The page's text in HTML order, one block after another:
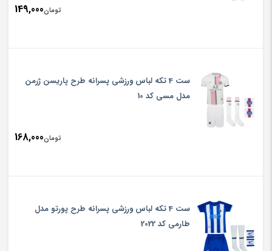
تومان149,000
ست 4 تکه لباس ورزشی پسرانه طرح پاریسن ژرمن
مدل مسی کد 10
تومان168,000
ست 4 تکه لباس ورزشی پسرانه طرح پورتو مدل
طارمی کد 2022